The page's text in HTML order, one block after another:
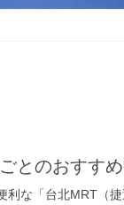
とのおすす
な「台北MRT（